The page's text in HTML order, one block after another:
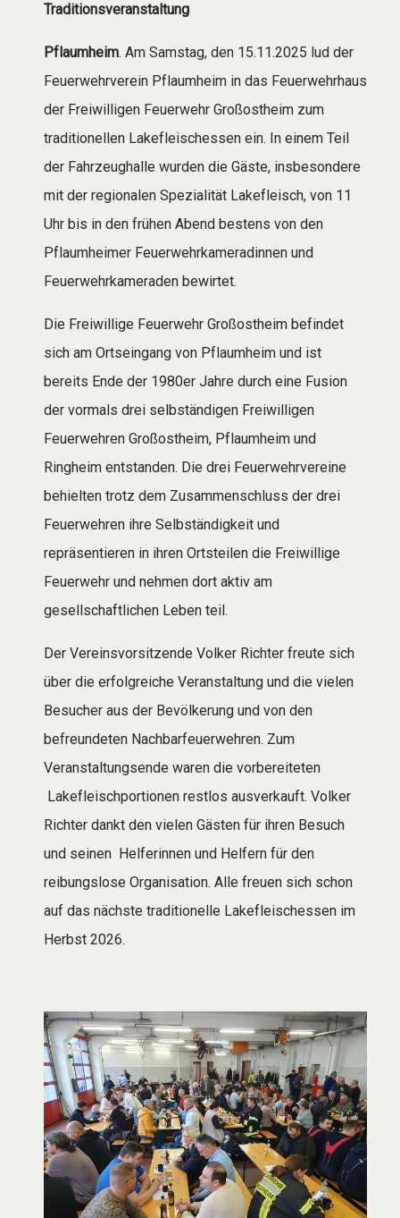
Traditionsveranstaltung
Pflaumheim. Am Samstag, den 15.11.2025 lud der
Feuerwehrverein Pflaumheim in das Feuerwehrhaus
der Freiwilligen Feuerwehr Großostheim zum
traditionellen Lakefleischessen ein. In einem Teil
der Fahrzeughalle wurden die Gäste, insbesondere
mit der regionalen Spezialität Lakefleisch, von 11
Uhr bis in den frühen Abend bestens von den
Pflaumheimer Feuerwehrkameradinnen und
Feuerwehrkameraden bewirtet.
Die Freiwillige Feuerwehr Großostheim befindet
sich am Ortseingang von Pflaumheim und ist
bereits Ende der 1980er Jahre durch eine Fusion
der vormals drei selbständigen Freiwilligen
Feuerwehren Großostheim, Pflaumheim und
Ringheim entstanden. Die drei Feuerwehrvereine
behielten trotz dem Zusammenschluss der drei
Feuerwehren ihre Selbständigkeit und
repräsentieren in ihren Ortsteilen die Freiwillige
Feuerwehr und nehmen dort aktiv am
gesellschaftlichen Leben teil.
Der Vereinsvorsitzende Volker Richter freute sich
über die erfolgreiche Veranstaltung und die vielen
Besucher aus der Bevölkerung und von den
befreundeten Nachbarfeuerwehren. Zum
Veranstaltungsende waren die vorbereiteten
Lakefleischportionen restlos ausverkauft. Volker
Richter dankt den vielen Gästen für ihren Besuch
und seinen Helferinnen und Helfern für den
reibungslose Organisation. Alle freuen sich schon
auf das nächste traditionelle Lakefleischessen im
Herbst 2026.